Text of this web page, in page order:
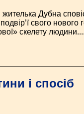
Дубна
свого нового
скелету людини....
і спосіб